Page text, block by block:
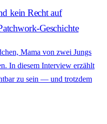
kein Recht auf
Geschichte
Mama von zwei Jungs
In diesem Interview erzählt
zu sein — und trotzdem